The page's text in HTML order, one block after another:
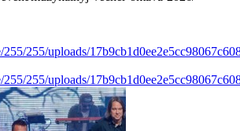
255/255/uploads/
255/255/uploads/